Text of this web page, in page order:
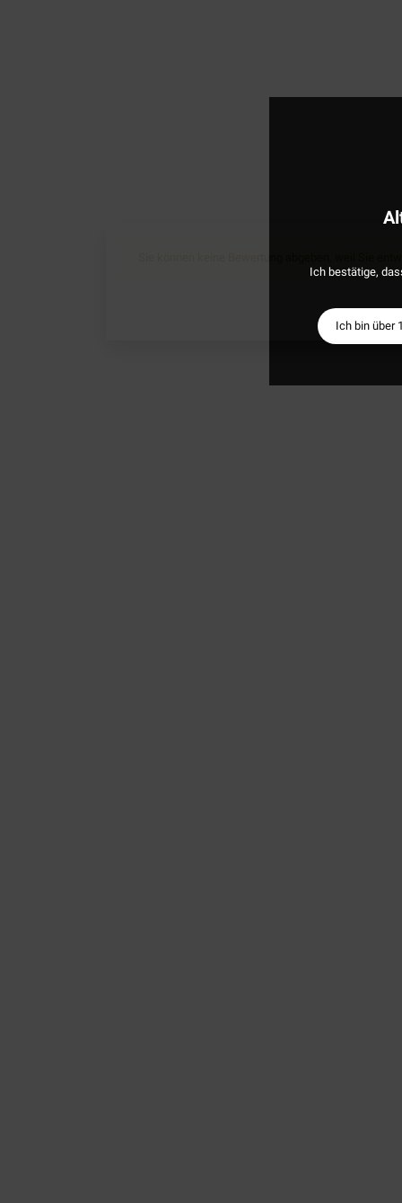
Ich bestätige,
Ich bin über